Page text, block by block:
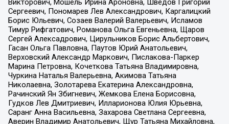
Викторович, Мошель Ирина Ароновна, Шведов Григорий
Сергеевич, Пономарев Лев Александрович, Каргалицкий
Борис Юльевич, Созаев Валерий Валерьевич, Исламов
Тимур Рифгатович, Романова Ольга Евгеньевна, Щаров
Сергей Алексадрович, Цирульников Борис Альбертович,
Гасан Ольга Павловна, Паутов Юрий Анатольевич,
Верховский Александр Маркович, Пислакова-Паркер
Марина Петровна, Кочеткова Татьяна Владимировна,
Чуркина Наталья Валерьевна, Акимова Татьяна
Николаевна, Золотарева Екатерина Александровна,
Рачинский Ян Збигневич, Жемкова Елена Борисовна,
Гудков Лев Дмитриевич, Илларионова Юлия Юрьевна,
Саранг Анна Васильевна, Захарова Светлана Сергеевна,
Аверин Владимир Анатольевич, Щур Татьяна Михайловна,